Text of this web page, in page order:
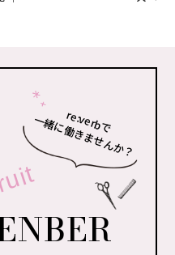
re:verbで
一緒に働きませんか？